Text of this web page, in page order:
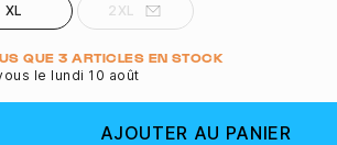
XL 2XL
QUE 3 ARTICLES EN STOCK
le lundi 10 août
AJOUTER AU PANIER